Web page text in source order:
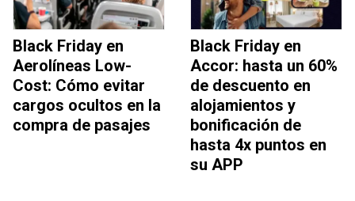
Black Friday en
Aerolíneas Low-
Cost: Cómo evitar
cargos ocultos en la
compra de pasajes
Black Friday en
Accor: hasta un 60%
de descuento en
alojamientos y
bonificación de
hasta 4x puntos en
su APP